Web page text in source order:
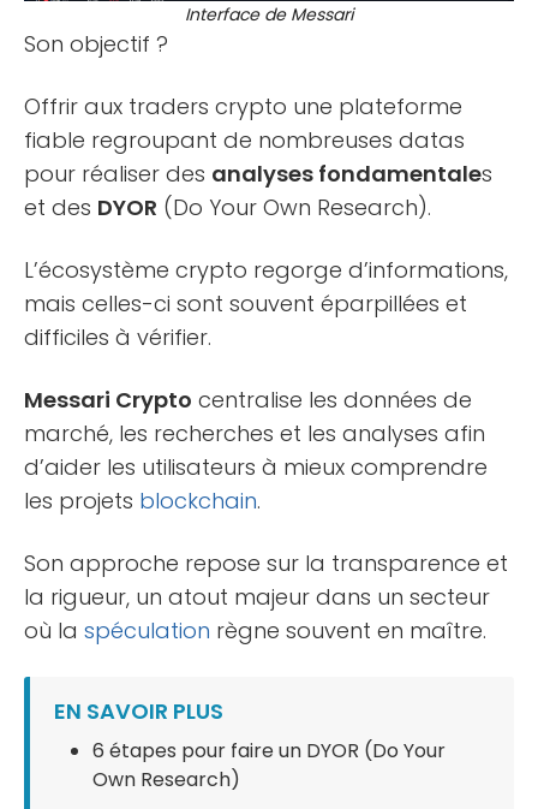
Interface de Messari
Son objectif ?
Offrir aux traders crypto une plateforme
fiable regroupant de nombreuses datas
pour réaliser des analyses fondamentales
et des DYOR (Do Your Own Research).
L’écosystème crypto regorge d’informations,
mais celles-ci sont souvent éparpillées et
difficiles à vérifier.
Messari Crypto centralise les données de
marché, les recherches et les analyses afin
d’aider les utilisateurs à mieux comprendre
les projets blockchain.
Son approche repose sur la transparence et
la rigueur, un atout majeur dans un secteur
où la spéculation règne souvent en maître.
EN SAVOIR PLUS
6 étapes pour faire un DYOR (Do Your
Own Research)